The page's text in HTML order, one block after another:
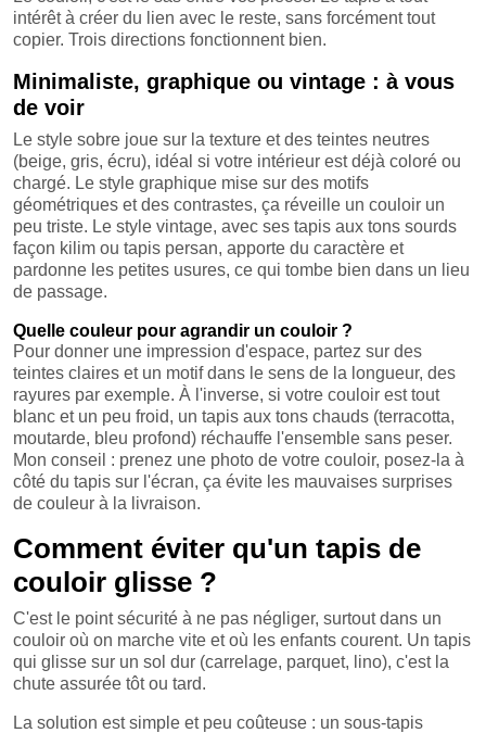
intérêt à créer du lien avec le reste, sans forcément tout
copier. Trois directions fonctionnent bien.
Minimaliste, graphique ou vintage : à vous
de voir
Le style sobre joue sur la texture et des teintes neutres
(beige, gris, écru), idéal si votre intérieur est déjà coloré ou
chargé. Le style graphique mise sur des motifs
géométriques et des contrastes, ça réveille un couloir un
peu triste. Le style vintage, avec ses tapis aux tons sourds
façon kilim ou tapis persan, apporte du caractère et
pardonne les petites usures, ce qui tombe bien dans un lieu
de passage.
Quelle couleur pour agrandir un couloir ?
Pour donner une impression d'espace, partez sur des
teintes claires et un motif dans le sens de la longueur, des
rayures par exemple. À l'inverse, si votre couloir est tout
blanc et un peu froid, un tapis aux tons chauds (terracotta,
moutarde, bleu profond) réchauffe l'ensemble sans peser.
Mon conseil : prenez une photo de votre couloir, posez-la à
côté du tapis sur l'écran, ça évite les mauvaises surprises
de couleur à la livraison.
Comment éviter qu'un tapis de
couloir glisse ?
C'est le point sécurité à ne pas négliger, surtout dans un
couloir où on marche vite et où les enfants courent. Un tapis
qui glisse sur un sol dur (carrelage, parquet, lino), c'est la
chute assurée tôt ou tard.
La solution est simple et peu coûteuse : un sous-tapis